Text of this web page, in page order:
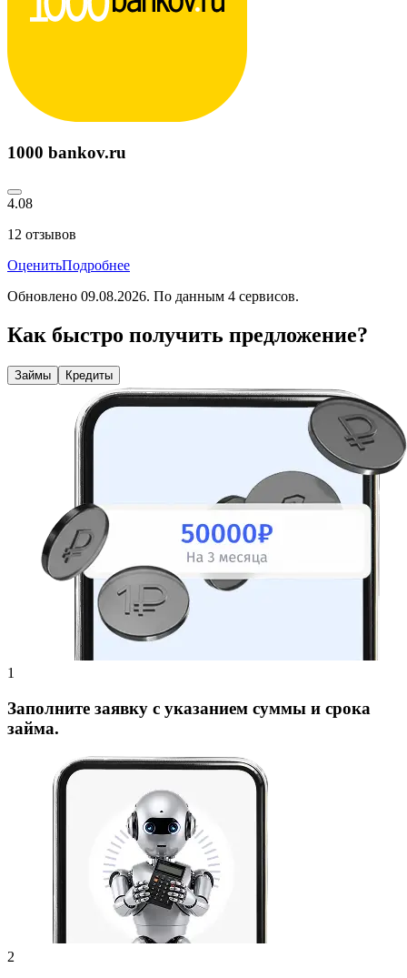
1000 bankov.ru
4.08
12 отзывов
ОценитьПодробнее
Обновлено 09.08.2026. По данным 4 сервисов.
Как быстро получить предложение?
Займы Кредиты
Заполните заявку с указанием суммы и срока
займа.